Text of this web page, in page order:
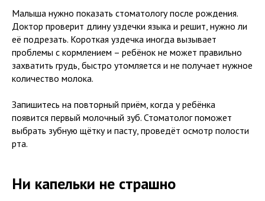
Малыша нужно показать стоматологу после рождения.
Доктор проверит длину уздечки языка и решит, нужно ли
её подрезать. Короткая уздечка иногда вызывает
проблемы с кормлением – ребёнок не может правильно
захватить грудь, быстро утомляется и не получает нужное
количество молока.
Запишитесь на повторный приём, когда у ребёнка
появится первый молочный зуб. Стоматолог поможет
выбрать зубную щётку и пасту, проведёт осмотр полости
рта.
Ни капельки не страшно